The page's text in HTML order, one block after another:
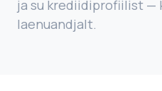
ja su krediidiprofiilist —
laenuandjalt.